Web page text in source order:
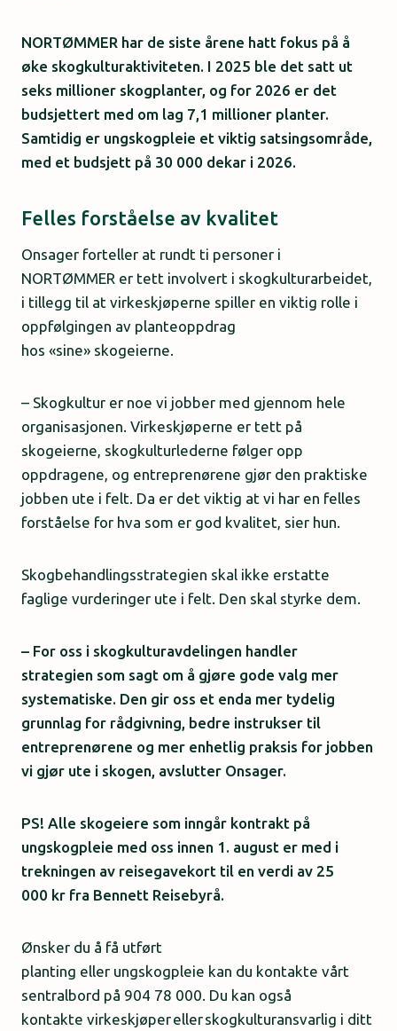
NORTØMMER har de siste årene hatt fokus på å
øke skogkulturaktiviteten. I 2025 ble det satt ut
seks millioner skogplanter, og for 2026 er det
budsjettert med om lag 7,1 millioner planter.
Samtidig er ungskogpleie et viktig satsingsområde,
med et budsjett på 30 000 dekar i 2026.
Felles forståelse av kvalitet
Onsager forteller at rundt ti personer i
NORTØMMER er tett involvert i skogkulturarbeidet,
i tillegg til at virkeskjøperne spiller en viktig rolle i
oppfølgingen av planteoppdrag
hos «sine» skogeierne.
– Skogkultur er noe vi jobber med gjennom hele
organisasjonen. Virkeskjøperne er tett på
skogeierne, skogkulturlederne følger opp
oppdragene, og entreprenørene gjør den praktiske
jobben ute i felt. Da er det viktig at vi har en felles
forståelse for hva som er god kvalitet, sier hun.
Skogbehandlingsstrategien skal ikke erstatte
faglige vurderinger ute i felt. Den skal styrke dem.
– For oss i skogkulturavdelingen handler
strategien som sagt om å gjøre gode valg mer
systematiske. Den gir oss et enda mer tydelig
grunnlag for rådgivning, bedre instrukser til
entreprenørene og mer enhetlig praksis for jobben
vi gjør ute i skogen, avslutter Onsager.
PS! Alle skogeiere som inngår kontrakt på
ungskogpleie med oss innen 1. august er med i
trekningen av reisegavekort til en verdi av 25
000 kr fra Bennett Reisebyrå.
Ønsker du å få utført
planting eller ungskogpleie kan du kontakte vårt
sentralbord på 904 78 000. Du kan også
kontakte virkeskjøper eller skogkulturansvarlig i ditt